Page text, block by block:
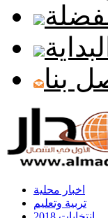
بنا
اخبار محلية
تربية وتعليم